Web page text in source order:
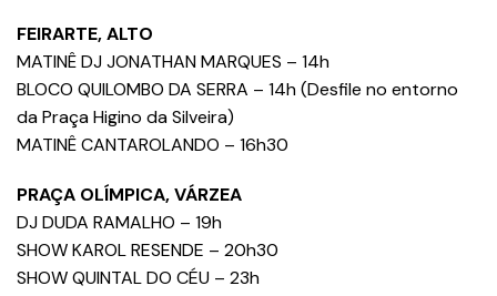
FEIRARTE, ALTO
MATINÊ DJ JONATHAN MARQUES – 14h
BLOCO QUILOMBO DA SERRA – 14h (Desfile no entorno
da Praça Higino da Silveira)
MATINÊ CANTAROLANDO – 16h30
PRAÇA OLÍMPICA, VÁRZEA
DJ DUDA RAMALHO – 19h
SHOW KAROL RESENDE – 20h30
SHOW QUINTAL DO CÉU – 23h